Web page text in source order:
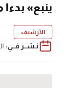
ينبع»
الأرشيف
نـشــر فــي: